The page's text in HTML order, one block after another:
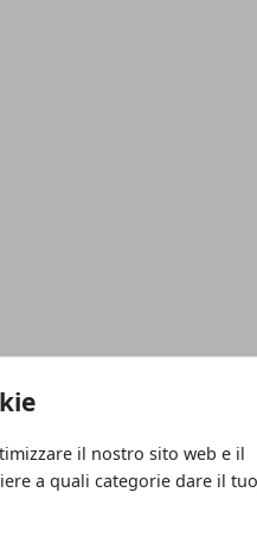
il nostro sito web e il
a quali categorie dare il